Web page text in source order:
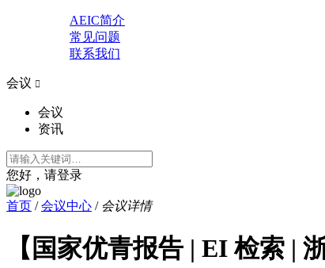
AEIC简介
常见问题
联系我们
会议 
会议
资讯
您好，请登录
首页 / 会议中心 / 会议详情
【国家优青报告 | EI 检索 |